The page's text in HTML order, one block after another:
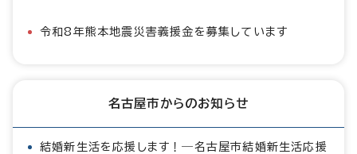
令和8年熊本地震災害義援金を募集しています
名古屋市からのお知らせ
結婚新生活を応援します！―名古屋市結婚新生活応援